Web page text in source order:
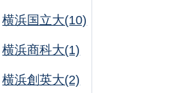
横浜国立大(10)
横浜商科大(1)
横浜創英大(2)